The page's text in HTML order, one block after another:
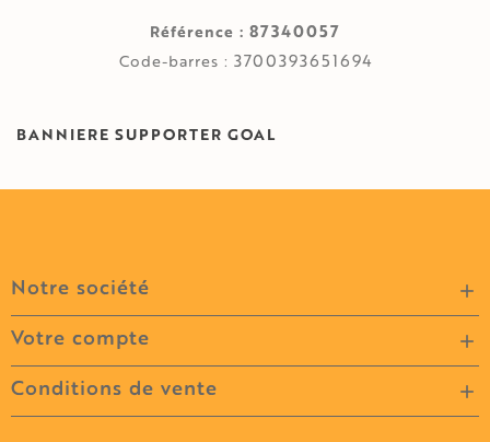
Référence : 87340057
Code-barres : 3700393651694
BANNIERE SUPPORTER GOAL
Notre société 
Votre compte 
Conditions de vente 